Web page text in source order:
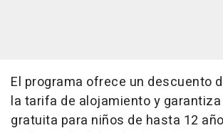
El programa ofrece un descuento
la tarifa de alojamiento y
gratuita para niños de hasta 12